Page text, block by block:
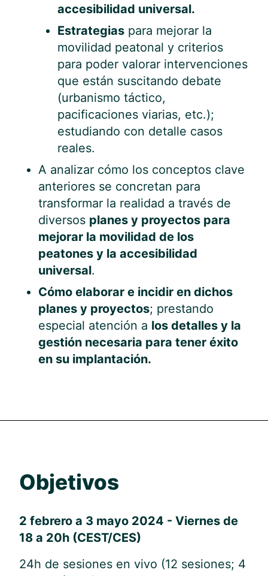
accesibilidad universal.
Estrategias para mejorar la
movilidad peatonal y criterios
para poder valorar intervenciones
que están suscitando debate
(urbanismo táctico,
pacificaciones viarias, etc.);
estudiando con detalle casos
reales.
A analizar cómo los conceptos clave
anteriores se concretan para
transformar la realidad a través de
diversos planes y proyectos para
mejorar la movilidad de los
peatones y la accesibilidad
universal.
Cómo elaborar e incidir en dichos
planes y proyectos; prestando
especial atención a los detalles y la
gestión necesaria para tener éxito
en su implantación.
Objetivos
2 febrero a 3 mayo 2024 - Viernes de
18 a 20h (CEST/CES)
24h de sesiones en vivo (12 sesiones; 4